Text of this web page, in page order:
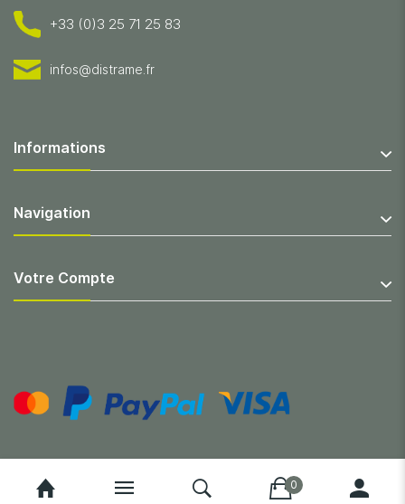
+33 (0)3 25 71 25 83
infos@distrame.fr
Informations
Navigation
Votre Compte